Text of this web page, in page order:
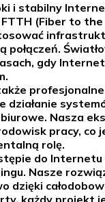
i stabilny
(Fiber to
gdy
profesjonalne
działanie
Nasza
pracy, co
rolę.
do
Nasze
dzięki
każdy projekt